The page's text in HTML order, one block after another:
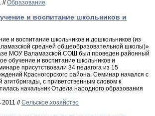
//Образование
и воспитание школьников и
и воспитание школьников и дошкольников (из
средней общеобразовательной школы)»
МОУ Валамазской СОШ был проведен районный
обучение и воспитание школьников и
присутствовали 34 педагога из 15
Красногорского района. Семинар начался с
с приветственным словом к
начальник Отдела народного образования
2011 //Сельское хозяйство